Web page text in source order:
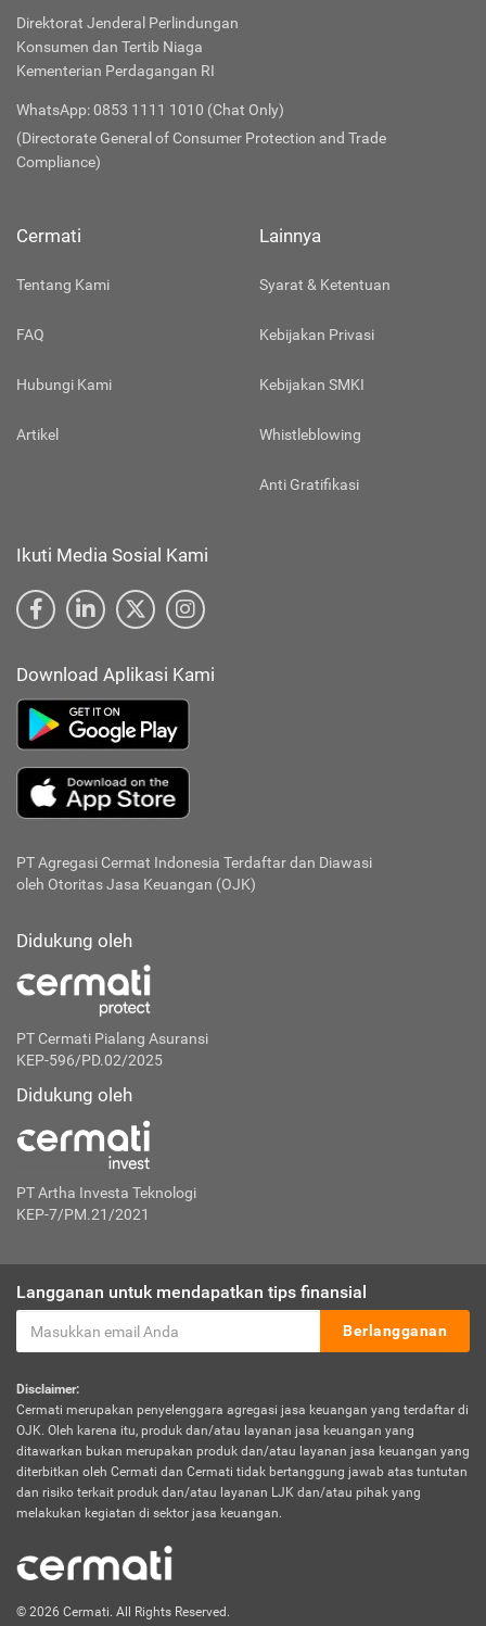
Direktorat Jenderal Perlindungan
Konsumen dan Tertib Niaga
Kementerian Perdagangan RI
WhatsApp: 0853 1111 1010 (Chat Only)
(Directorate General of Consumer Protection and Trade
Compliance)
Cermati
Tentang Kami
FAQ
Hubungi Kami
Artikel
Lainnya
Syarat & Ketentuan
Kebijakan Privasi
Kebijakan SMKI
Whistleblowing
Anti Gratifikasi
Ikuti Media Sosial Kami
Download Aplikasi Kami
PT Agregasi Cermat Indonesia Terdaftar dan Diawasi
oleh Otoritas Jasa Keuangan (OJK)
Didukung oleh
PT Cermati Pialang Asuransi
KEP-596/PD.02/2025
Didukung oleh
PT Artha Investa Teknologi
KEP-7/PM.21/2021
Langganan untuk mendapatkan tips finansial
Berlangganan
Disclaimer:
Cermati merupakan penyelenggara agregasi jasa keuangan yang terdaftar di
OJK. Oleh karena itu, produk dan/atau layanan jasa keuangan yang
ditawarkan bukan merupakan produk dan/atau layanan jasa keuangan yang
diterbitkan oleh Cermati dan Cermati tidak bertanggung jawab atas tuntutan
dan risiko terkait produk dan/atau layanan LJK dan/atau pihak yang
melakukan kegiatan di sektor jasa keuangan.
© 2026 Cermati. All Rights Reserved.